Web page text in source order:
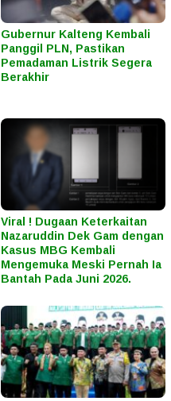
Gubernur Kalteng Kembali
Panggil PLN, Pastikan
Pemadaman Listrik Segera
Berakhir
Viral ! Dugaan Keterkaitan
Nazaruddin Dek Gam dengan
Kasus MBG Kembali
Mengemuka Meski Pernah Ia
Bantah Pada Juni 2026.